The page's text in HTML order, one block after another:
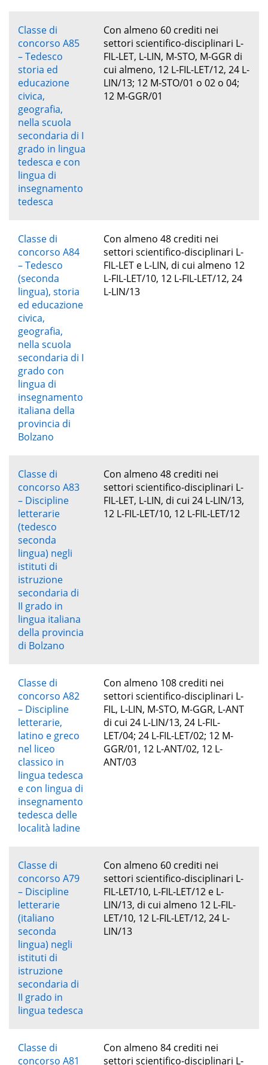
Classe di
concorso A85
– Tedesco
storia ed
educazione
civica,
geografia,
nella scuola
secondaria di I
grado in lingua
tedesca e con
lingua di
insegnamento
tedesca
Con almeno 60 crediti nei
settori scientifico-disciplinari L-
FIL-LET, L-LIN, M-STO, M-GGR di
cui almeno, 12 L-FIL-LET/12, 24 L-
LIN/13; 12 M-STO/01 o 02 o 04;
12 M-GGR/01
Classe di
concorso A84
– Tedesco
(seconda
lingua), storia
ed educazione
civica,
geografia,
nella scuola
secondaria di I
grado con
lingua di
insegnamento
italiana della
provincia di
Bolzano
Con almeno 48 crediti nei
settori scientifico-disciplinari L-
FIL-LET e L-LIN, di cui almeno 12
L-FIL-LET/10, 12 L-FIL-LET/12, 24
L-LIN/13
Classe di
concorso A83
– Discipline
letterarie
(tedesco
seconda
lingua) negli
istituti di
istruzione
secondaria di
II grado in
lingua italiana
della provincia
di Bolzano
Con almeno 48 crediti nei
settori scientifico-disciplinari L-
FIL-LET, L-LIN, di cui 24 L-LIN/13,
12 L-FIL-LET/10, 12 L-FIL-LET/12
Classe di
concorso A82
– Discipline
letterarie,
latino e greco
nel liceo
classico in
lingua tedesca
e con lingua di
insegnamento
tedesca delle
località ladine
Con almeno 108 crediti nei
settori scientifico-disciplinari L-
FIL, L-LIN, M-STO, M-GGR, L-ANT
di cui 24 L-LIN/13, 24 L-FIL-
LET/04; 24 L-FIL-LET/02; 12 M-
GGR/01, 12 L-ANT/02, 12 L-
ANT/03
Classe di
concorso A79
– Discipline
letterarie
(italiano
seconda
lingua) negli
istituti di
istruzione
secondaria di
II grado in
lingua tedesca
Con almeno 60 crediti nei
settori scientifico-disciplinari L-
FIL-LET/10, L-FIL-LET/12 e L-
LIN/13, di cui almeno 12 L-FIL-
LET/10, 12 L-FIL-LET/12, 24 L-
LIN/13
Classe di
concorso A81
Con almeno 84 crediti nei
settori scientifico-disciplinari L-